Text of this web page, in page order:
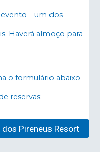
– um dos
Haverá almoço para
o formulário abaixo
reservas:
Pireneus Resort